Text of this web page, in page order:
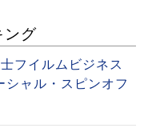
ング
フイルムビジネス
シャル・スピンオフ